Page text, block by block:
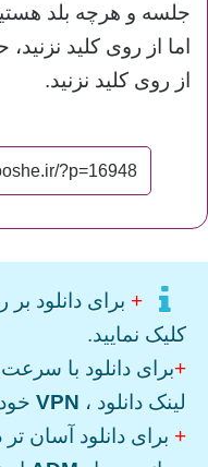
جلسه و هرچه بلد
اما از روی کلید
از روی کلید نزنید.
+ برای دانلود
کلیک نمایید.
+برای دانلود با سرعت
لینک دانلود ، VPN
+ برای دانلود آسان تر